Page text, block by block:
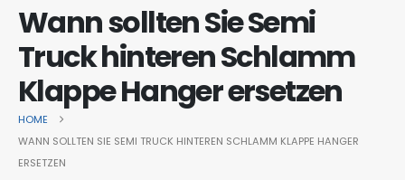
Wann sollten Sie Semi
Truck hinteren Schlamm
Klappe Hanger ersetzen
HOME
WANN SOLLTEN SIE SEMI TRUCK HINTEREN SCHLAMM KLAPPE HANGER
ERSETZEN